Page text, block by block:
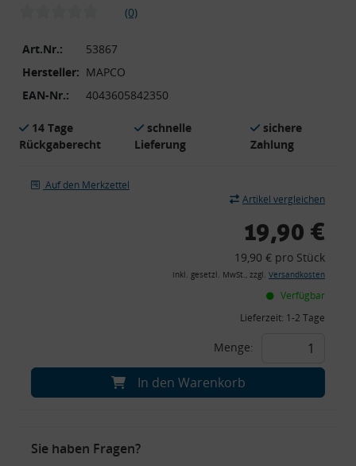
(0)
Art.Nr.:
53867
Hersteller: MAPCO
EAN-Nr.:
4043605842350
14 Tage
Rückgaberecht
schnelle
Lieferung
sichere
Zahlung
Auf den Merkzettel
Artikel vergleichen
19,90 €
19,90 € pro Stück
inkl. gesetzl. MwSt., zzgl. Versandkosten
Verfügbar
Lieferzeit: 1-2 Tage
Menge:
In den Warenkorb
Sie haben Fragen?